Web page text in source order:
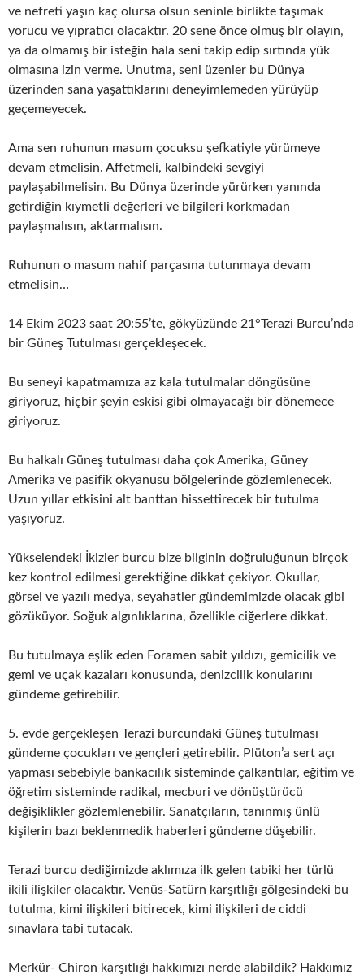
ve nefreti yaşın kaç olursa olsun seninle birlikte taşımak
yorucu ve yıpratıcı olacaktır. 20 sene önce olmuş bir olayın,
ya da olmamış bir isteğin hala seni takip edip sırtında yük
olmasına izin verme. Unutma, seni üzenler bu Dünya
üzerinden sana yaşattıklarını deneyimlemeden yürüyüp
geçemeyecek.
Ama sen ruhunun masum çocuksu şefkatiyle yürümeye
devam etmelisin. Affetmeli, kalbindeki sevgiyi
paylaşabilmelisin. Bu Dünya üzerinde yürürken yanında
getirdiğin kıymetli değerleri ve bilgileri korkmadan
paylaşmalısın, aktarmalısın.
Ruhunun o masum nahif parçasına tutunmaya devam
etmelisin…
14 Ekim 2023 saat 20:55’te, gökyüzünde 21°Terazi Burcu’nda
bir Güneş Tutulması gerçekleşecek.
Bu seneyi kapatmamıza az kala tutulmalar döngüsüne
giriyoruz, hiçbir şeyin eskisi gibi olmayacağı bir dönemece
giriyoruz.
Bu halkalı Güneş tutulması daha çok Amerika, Güney
Amerika ve pasifik okyanusu bölgelerinde gözlemlenecek.
Uzun yıllar etkisini alt banttan hissettirecek bir tutulma
yaşıyoruz.
Yükselendeki İkizler burcu bize bilginin doğruluğunun birçok
kez kontrol edilmesi gerektiğine dikkat çekiyor. Okullar,
görsel ve yazılı medya, seyahatler gündemimizde olacak gibi
gözüküyor. Soğuk algınlıklarına, özellikle ciğerlere dikkat.
Bu tutulmaya eşlik eden Foramen sabit yıldızı, gemicilik ve
gemi ve uçak kazaları konusunda, denizcilik konularını
gündeme getirebilir.
5. evde gerçekleşen Terazi burcundaki Güneş tutulması
gündeme çocukları ve gençleri getirebilir. Plüton’a sert açı
yapması sebebiyle bankacılık sisteminde çalkantılar, eğitim ve
öğretim sisteminde radikal, mecburi ve dönüştürücü
değişiklikler gözlemlenebilir. Sanatçıların, tanınmış ünlü
kişilerin bazı beklenmedik haberleri gündeme düşebilir.
Terazi burcu dediğimizde aklımıza ilk gelen tabiki her türlü
ikili ilişkiler olacaktır. Venüs-Satürn karşıtlığı gölgesindeki bu
tutulma, kimi ilişkileri bitirecek, kimi ilişkileri de ciddi
sınavlara tabi tutacak.
Merkür- Chiron karşıtlığı hakkımızı nerde alabildik? Hakkımız